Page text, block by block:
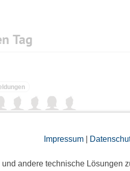
Impressum|
andere technische Lösungen
Tag
1880–1940.